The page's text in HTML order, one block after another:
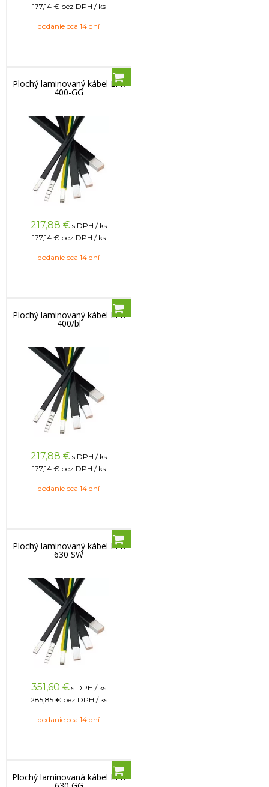
177,14 € bez DPH / ks
dodanie cca 14 dní
Plochý laminovaný kábel LFK
400-GG
217,88 € s DPH / ks
177,14 € bez DPH / ks
dodanie cca 14 dní
Plochý laminovaný kábel LFK
400/bl
217,88 € s DPH / ks
177,14 € bez DPH / ks
dodanie cca 14 dní
Plochý laminovaný kábel LFK
630 SW
351,60 € s DPH / ks
285,85 € bez DPH / ks
dodanie cca 14 dní
Plochý laminovaná kábel LFK